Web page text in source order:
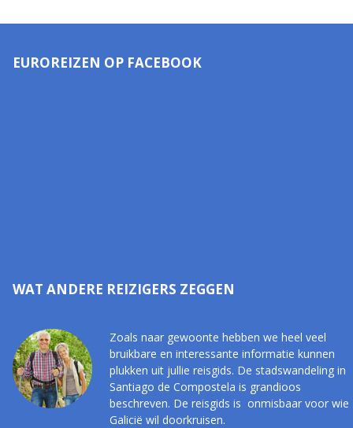
EUROREIZEN OP FACEBOOK
WAT ANDERE REIZIGERS ZEGGEN
Zoals naar gewoonte hebben we heel veel
bruikbare en interessante informatie kunnen
plukken uit jullie reisgids. De stadswandeling in
Santiago de Compostela is grandioos
beschreven. De reisgids is onmisbaar voor wie
Galicië wil doorkruisen.